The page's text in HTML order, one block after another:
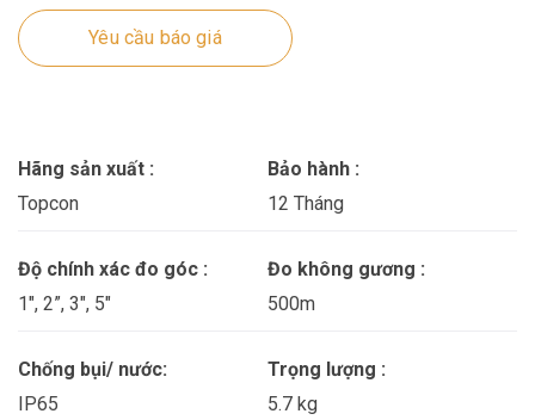
Yêu cầu báo giá
Hãng sản xuất :
Topcon
Bảo hành :
12 Tháng
Độ chính xác đo góc :
1″, 2”, 3", 5"
Đo không gương :
500m
Chống bụi/ nước:
IP65
Trọng lượng :
5.7 kg